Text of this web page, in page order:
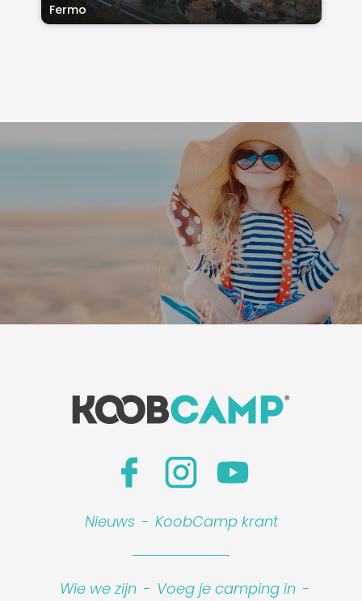
Fermo
Nieuws - KoobCamp krant
Wie we zijn - Voeg je camping in -